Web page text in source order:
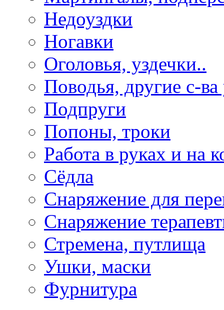
Недоуздки
Ногавки
Оголовья, уздечки..
Поводья, другие с-
Подпруги
Попоны, троки
Работа в руках и на
Сёдла
Снаряжение для
Снаряжение
Стремена, путлища
Ушки, маски
Фурнитура